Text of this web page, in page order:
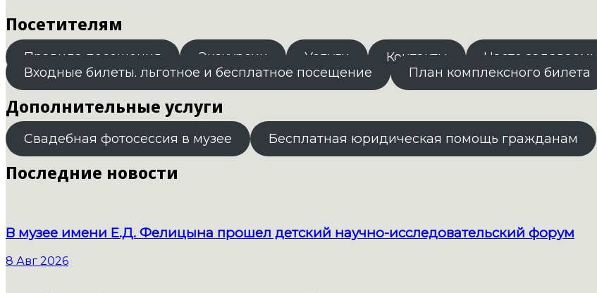
Посетителям
Правила посещения Экскурсии Услуги Контакты
Часто
Входные билеты. льготное и бесплатное посещение
План комплексного билета
Дополнительные услуги
Свадебная фотосессия в музее Бесплатная юридическая помощь гражданам
Последние новости
В музее имени Е.Д. Фелицына прошел детский научно-исследовательский форум
8 Авг 2026